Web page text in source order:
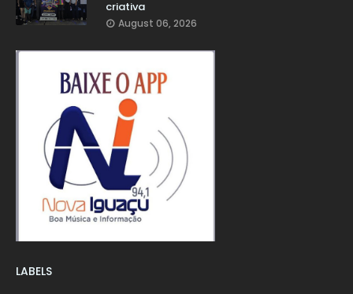
criativa
August 06, 2026
LABELS